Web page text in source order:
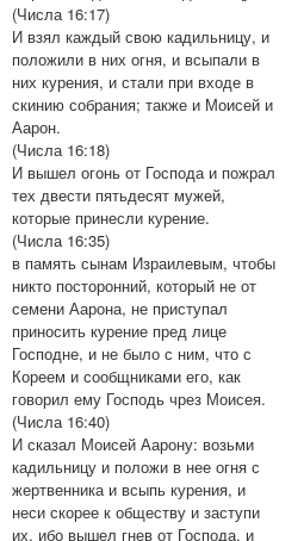
(Числа 16:17)
И взял каждый свою кадильницу, и
положили в них огня, и всыпали в
них курения, и стали при входе в
скинию собрания; также и Моисей и
Аарон.
(Числа 16:18)
И вышел огонь от Господа и пожрал
тех двести пятьдесят мужей,
которые принесли курение.
(Числа 16:35)
в память сынам Израилевым, чтобы
никто посторонний, который не от
семени Аарона, не приступал
приносить курение пред лице
Господне, и не было с ним, что с
Кореем и сообщниками его, как
говорил ему Господь чрез Моисея.
(Числа 16:40)
И сказал Моисей Аарону: возьми
кадильницу и положи в нее огня с
жертвенника и всыпь курения, и
неси скорее к обществу и заступи
их, ибо вышел гнев от Господа, и